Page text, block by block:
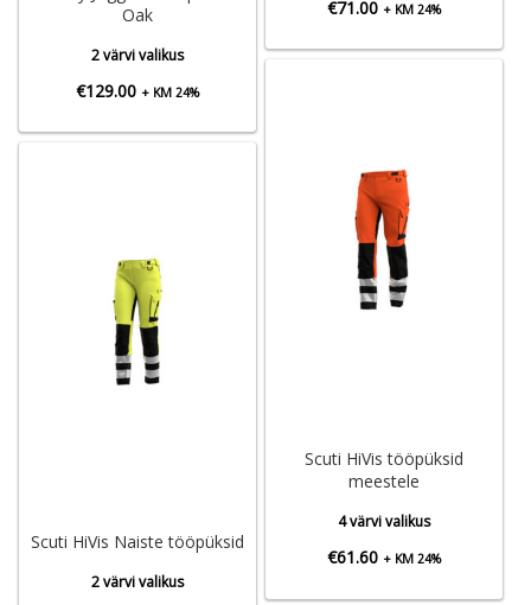
€71.00 + KM 24%
Oak
2 värvi valikus
€129.00 + KM 24%
Scuti HiVis tööpüksid
meestele
4 värvi valikus
€61.60 + KM 24%
Scuti HiVis Naiste tööpüksid
2 värvi valikus